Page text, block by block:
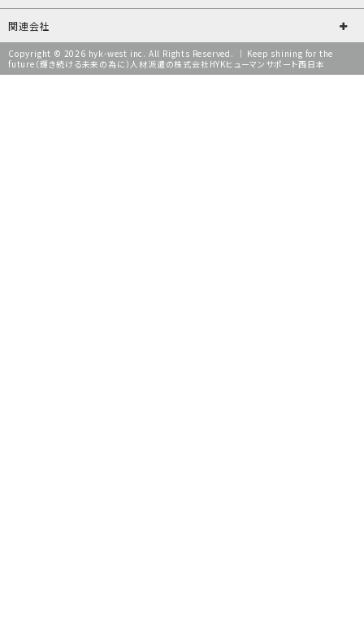
関連会社
Copyright © 2026 hyk-west inc. All Rights Reserved. ｜ Keep shining for the
future（輝き続ける未来の為に）人材派遣の株式会社HYKヒューマンサポート西日本